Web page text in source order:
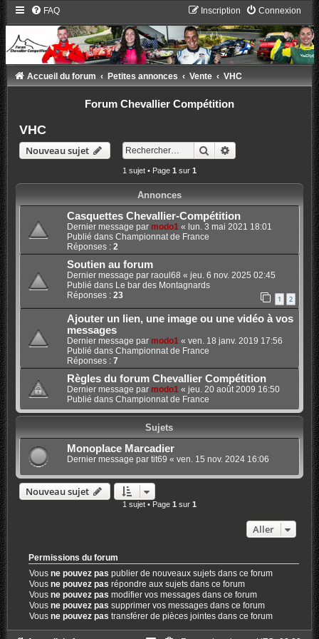
FAQ Connexion
Inscription
Accueil du forum Petites annonces Vente VHC
Forum Chevallier Compétition
VHC
Nouveau sujet RechercherRecherche avancée
1 sujet • Page 1 sur 1
Annonces
Casquettes Chevallier-Compétition
Dernier message par modo1« lun. 3 mai 2021 18:01
Publié dans Championnat de France
Réponses : 2
Soutien au forum
Dernier message par raoul68 « jeu. 6 nov. 2025 02:45
Publié dans Le bar des Montagnards
Réponses : 23 1 2
Ajouter un lien, une image ou une vidéo à vos
messages
Dernier message par modo1 « ven. 18 janv. 2019 17:56
Publié dans Championnat de France
Réponses : 7
Règles du forum Chevallier Compétition
Dernier message par modo1 « jeu. 20 août 2009 16:50
Publié dans Championnat de France
Sujets
Monoplace Marcadier
Dernier message par tit69 « ven. 15 nov. 2024 16:06
Nouveau sujet
1 sujet • Page 1 sur 1
Aller
Permissions du forum
Vousne pouvez pas publier de nouveaux sujets dans ce forum
Vousne pouvez pas répondre aux sujets dans ce forum
Vousne pouvez pas modifier vos messages dans ce forum
Vousne pouvez pas supprimer vos messages dans ce forum
Vousne pouvez pas transférer de pièces jointes dans ce forum